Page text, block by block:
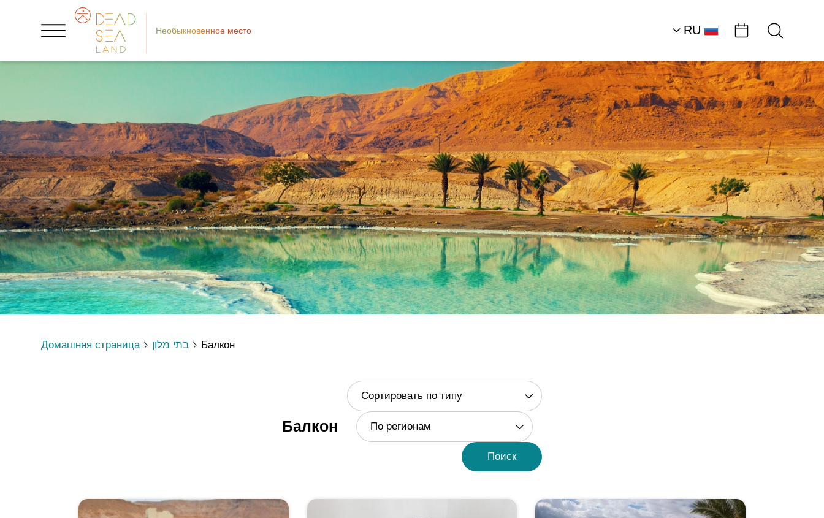
Необыкновенное место
RU
EN
Домашняя страница בתי מלון Балкон
Балкон
Сортировать по типу
По регионам
Поиск
Historical
وادي المربعات (درجا)